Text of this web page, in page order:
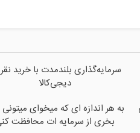
سرمایه‌گذاری بلندمدت با خرید
دیجی‌کالا
به هر اندازه ای که میخوای میتونی
بخری از سرمایه ات محافظت